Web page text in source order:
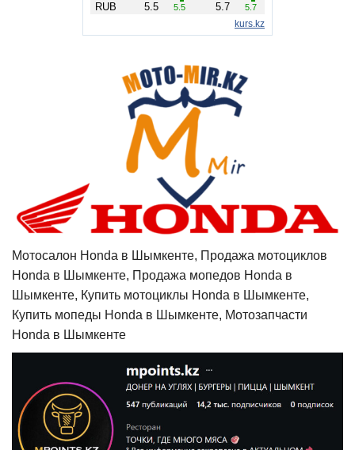
Мотосалон Honda в Шымкенте, Продажа мотоциклов
Honda в Шымкенте, Продажа мопедов Honda в
Шымкенте, Купить мотоциклы Honda в Шымкенте,
Купить мопеды Honda в Шымкенте, Мотозапчасти
Honda в Шымкенте